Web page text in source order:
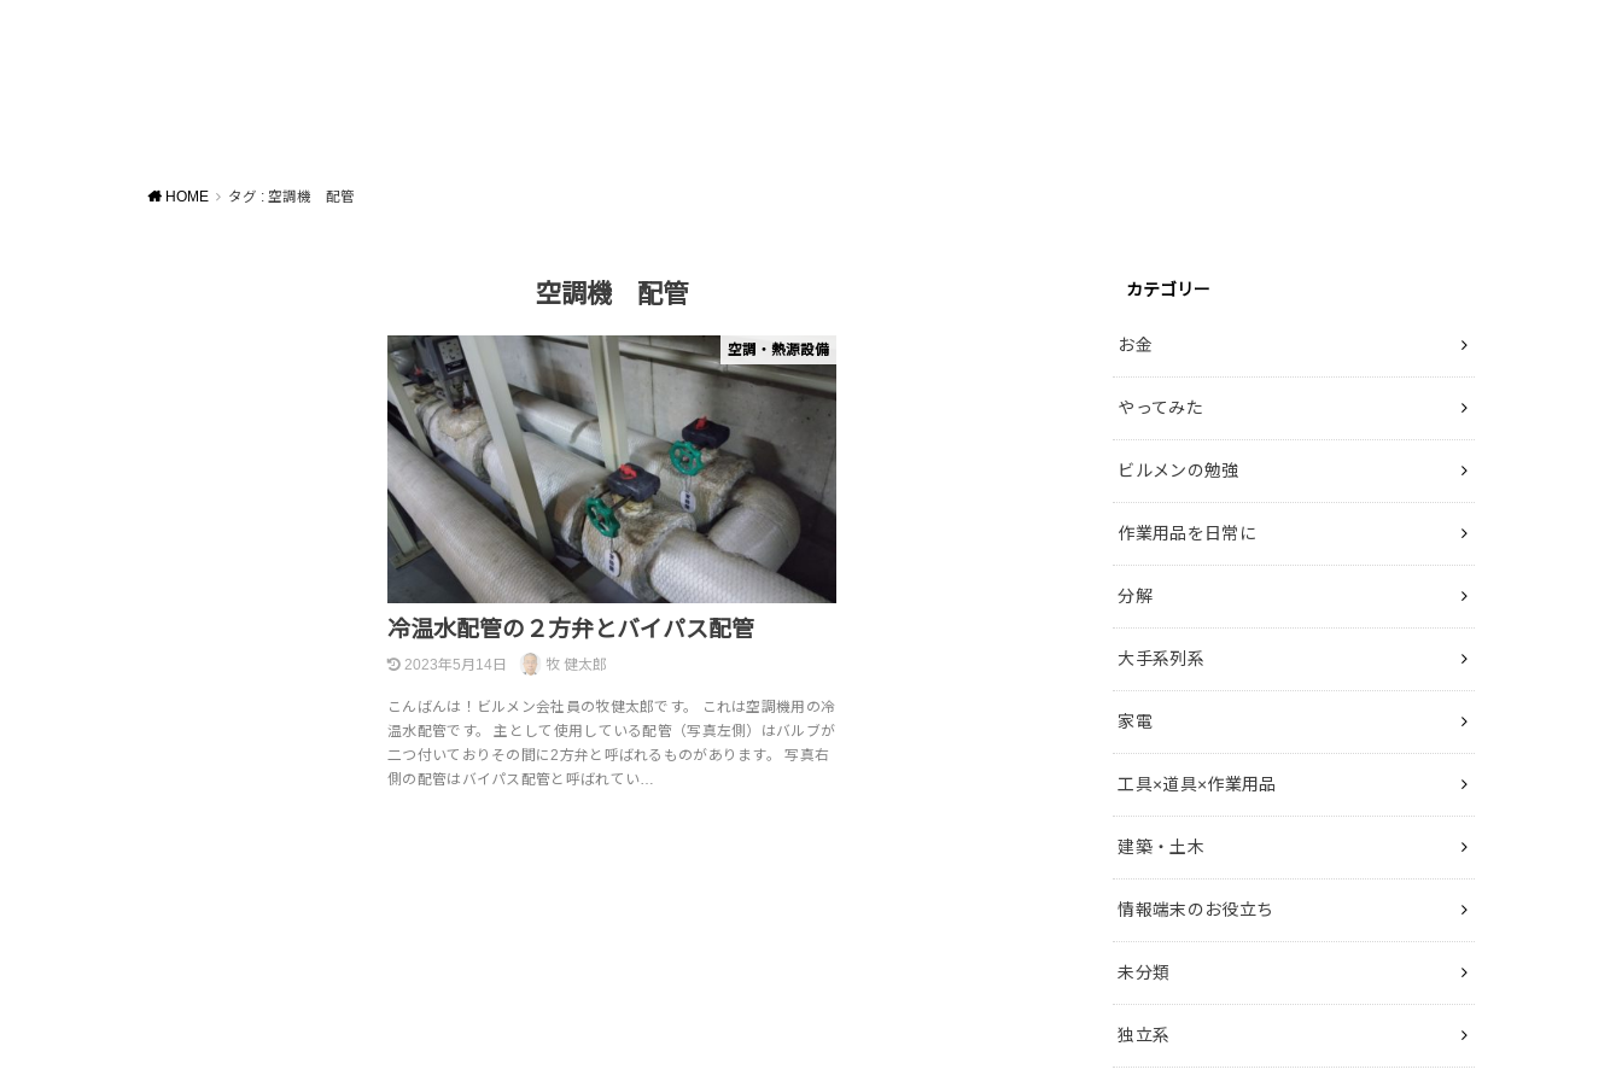
HOME タグ : 空調機 配管
空調機 配管
空調・熱源設備
冷温水配管の２方弁とバイパス配管
2023年5月14日 牧 健太郎
こんばんは！ビルメン会社員の牧健太郎です。 これは空調機用の冷
温水配管です。 主として使用している配管（写真左側）はバルブが
二つ付いておりその間に2方弁と呼ばれるものがあります。 写真右
側の配管はバイパス配管と呼ばれてい…
カテゴリー
お金
やってみた
ビルメンの勉強
作業用品を日常に
分解
大手系列系
家電
工具×道具×作業用品
建築・土木
情報端末のお役立ち
未分類
独立系